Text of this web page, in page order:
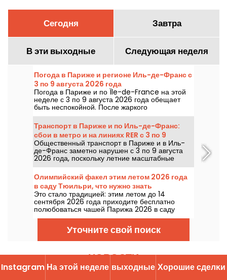
Сегодня Завтра
В эти выходные Следующая неделя
Погода в Париже и регионе Иль-де-Франс с
3 по 9 августа 2026 года
Погода в Париже и по Île-de-France на этой
неделе с 3 по 9 августа 2026 года обещает
быть неспокойной. После жаркого
понедельника с риском гроз температура
будет постепенно снижаться, а к выходным
вернется более жаркая и солнечная погода.
Транспорт в Париже и по Иль-де-Франс:
сбои в метро и на линиях RER с 3 по 9
августа 2026 года
Общественный транспорт в Париже и в Иль-
де-Франс заметно нарушен с 3 по 9 августа
2026 года, поскольку летние масштабные
работы сильно влияют на отдельные линии,
сообщает RATP и SNCF.
Олимпийский факел этим летом 2026 года
в саду Тюильри, что нужно знать
Это стало традицией: этим летом до 14
сентября 2026 года приходите бесплатно
полюбоваться чашей Парижа 2026 в саду
Тюильри.
Уточните свой поиск
НОВОСТИ
Instagram На этой неделе выходные Хорошие сделĸи